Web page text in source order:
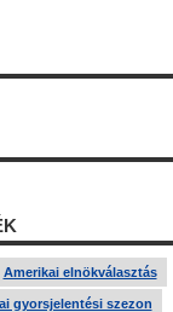
Amerikai elnökválasztás
gyorsjelentési szezon